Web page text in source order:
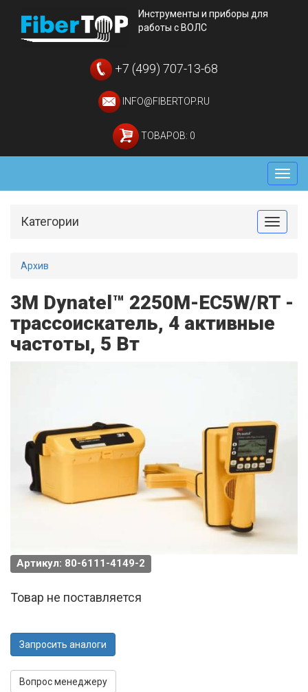
Инструменты и приборы для
работы с ВОЛС
+7 (499) 707-13-68
INFO@FIBERTOP.RU
ТОВАРОВ: 0
Меню
Toggle
Категории
Архив
3M Dynatel™ 2250М-EC5W/RT -
трассоискатель, 4 активные
частоты, 5 Вт
Артикул: 80-6111-4149-2
Товар не поставляется
Запросить аналоги
Вопрос менеджеру